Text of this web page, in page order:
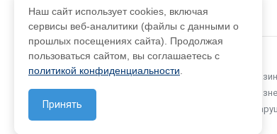
© 2015 – 2026. Официальный сайт интернет-
принадлежат компании ООО «Автоматизация
разрешения компании не допускается. Любое
Наш сайт использует cookies, включая
сервисы веб-аналитики (файлы с данными о
прошлых посещениях сайта). Продолжая
пользоваться сайтом, вы соглашаетесь с
политикой конфиденциальности
Принять